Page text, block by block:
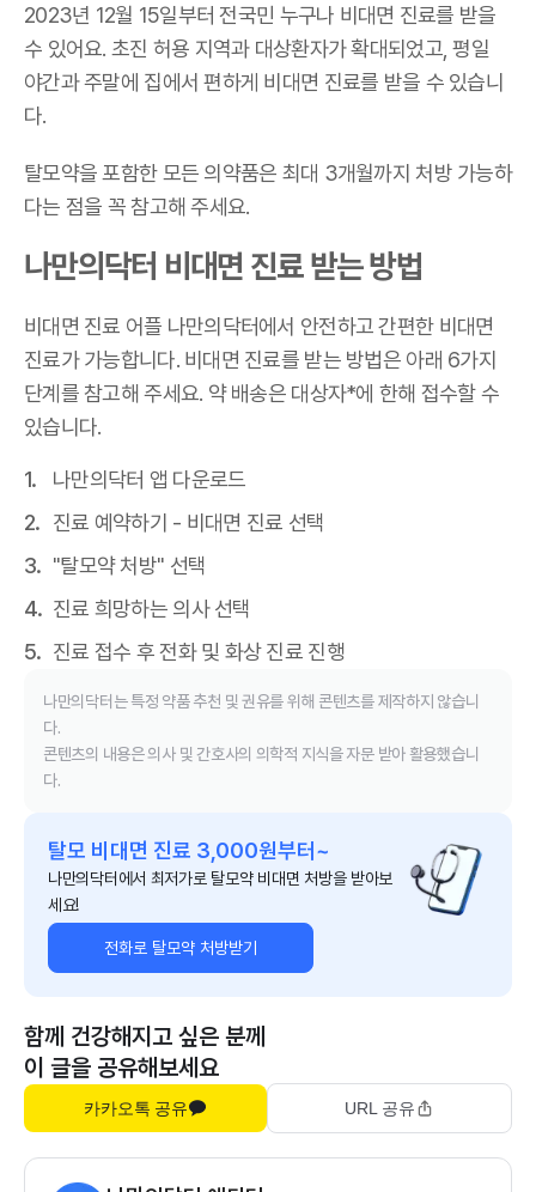
2023년 12월 15일부터 전국민 누구나 비대면 진료를 받을
수 있어요. 초진 허용 지역과 대상환자가 확대되었고, 평일
야간과 주말에 집에서 편하게 비대면 진료를 받을 수 있습니
다.
탈모약을 포함한 모든 의약품은 최대 3개월까지 처방 가능하
다는 점을 꼭 참고해 주세요.
나만의닥터 비대면 진료 받는 방법
비대면 진료 어플 나만의닥터에서 안전하고 간편한 비대면
진료가 가능합니다. 비대면 진료를 받는 방법은 아래 6가지
단계를 참고해 주세요. 약 배송은 대상자*에 한해 접수할 수
있습니다.
나만의닥터 앱 다운로드
진료 예약하기 - 비대면 진료 선택
"탈모약 처방" 선택
진료 희망하는 의사 선택
진료 접수 후 전화 및 화상 진료 진행
나만의닥터는 특정 약품 추천 및 권유를 위해 콘텐츠를 제작하지 않습니
다.
콘텐츠의 내용은 의사 및 간호사의 의학적 지식을 자문 받아 활용했습니
다.
탈모 비대면 진료 3,000원부터~
나만의닥터에서 최저가로 탈모약 비대면 처방을 받아보
세요!
전화로 탈모약 처방받기
함께 건강해지고 싶은 분께
이 글을 공유해보세요
카카오톡 공유 URL 공유